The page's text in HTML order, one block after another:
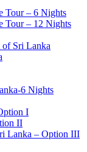
Tour – 6 Nights
Tour – 12 Nights
of Sri Lanka
6 Nights
I
II
Lanka – Option III